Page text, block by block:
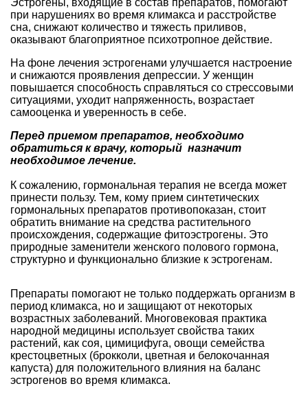
Эстрогены, входящие в состав препаратов, помогают
при нарушениях во время климакса и расстройстве
сна, снижают количество и тяжесть приливов,
оказывают благоприятное психотропное действие.
На фоне лечения эстрогенами улучшается настроение
и снижаются проявления депрессии. У женщин
повышается способность справляться со стрессовыми
ситуациями, уходит напряженность, возрастает
самооценка и уверенность в себе.
Перед приемом препаратов, необходимо
обратиться к врачу, который назначит
необходимое лечение.
К сожалению, гормональная терапия не всегда может
принести пользу. Тем, кому прием синтетических
гормональных препаратов противопоказан, стоит
обратить внимание на средства растительного
происхождения, содержащие фитоэстрогены. Это
природные заменители женского полового гормона,
структурно и функционально близкие к эстрогенам.
Препараты помогают не только поддержать организм в
период климакса, но и защищают от некоторых
возрастных заболеваний. Многовековая практика
народной медицины использует свойства таких
растений, как соя, цимицифуга, овощи семейства
крестоцветных (брокколи, цветная и белокочанная
капуста) для положительного влияния на баланс
эстрогенов во время климакса.